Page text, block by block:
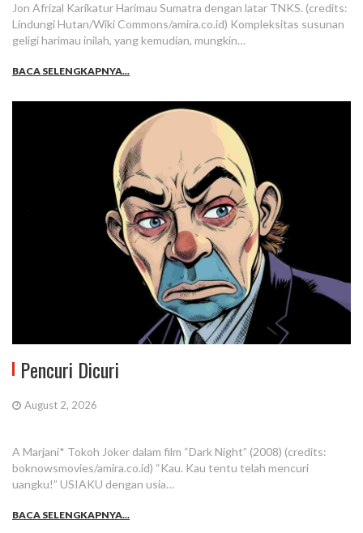
Jon Afrizal Karikatur Harimau Sumatra dengan latar TNKS. (credits:
Lindungi Hutan/Wiki Commons/amira.co.id) Kompleksitas susunan
geligi harimau inilah, yang kemudian, mungkin…
BACA SELENGKAPNYA...
Pencuri Dicuri
August 2, 2026
A Marjani* Tokoh Joker dalam film “Dark Night” (2008) (credits:
boknowsmovies/amira.co.id) “Kau. Kau tentu telah mencuri
uangku!” USIAKU dengan usia…
BACA SELENGKAPNYA...